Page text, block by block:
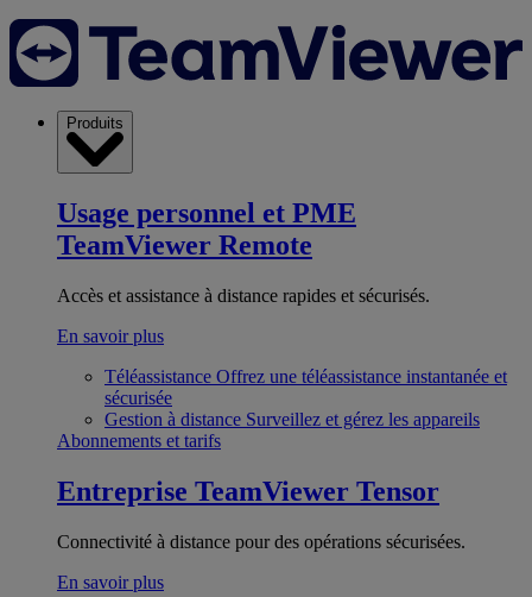
Produits
Usage personnel et PME
TeamViewer Remote
Accès et assistance à distance rapides et sécurisés.
En savoir plus
Téléassistance Offrez une téléassistance instantanée et
sécurisée
Gestion à distance Surveillez et gérez les appareils
Abonnements et tarifs
Entreprise TeamViewer Tensor
Connectivité à distance pour des opérations sécurisées.
En savoir plus